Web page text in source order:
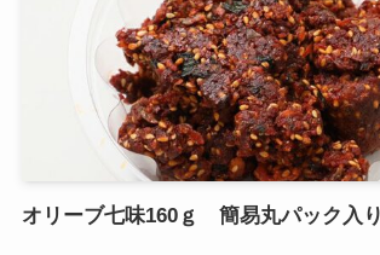
オリーブ七味160ｇ 簡易丸パック入り